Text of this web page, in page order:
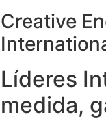
Creative
Líderes
medida,